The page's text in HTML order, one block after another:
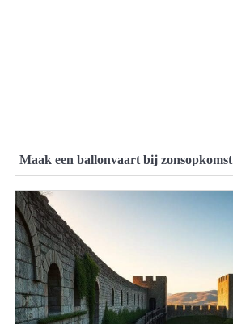
Maak een ballonvaart bij zonsopkomst